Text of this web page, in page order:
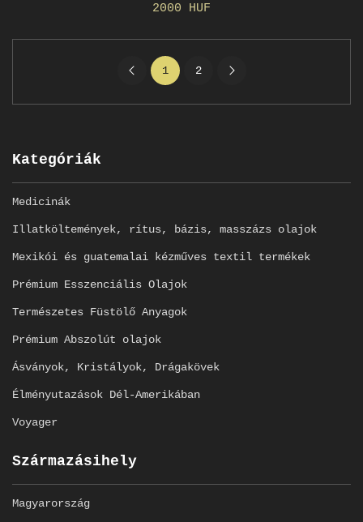
Kategóriák
Medicinák
Illatköltemények, rítus, bázis, masszázs olajok
Mexikói és guatemalai kézműves textil termékek
Prémium Esszenciális Olajok
Természetes Füstölő Anyagok
Prémium Abszolút olajok
Ásványok, Kristályok, Drágakövek
Élményutazások Dél-Amerikában
Voyager
Származásihely
Magyarország
2000 HUF
1 2